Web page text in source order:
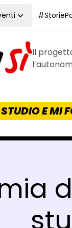
Regione
Il
STUDIO E MI